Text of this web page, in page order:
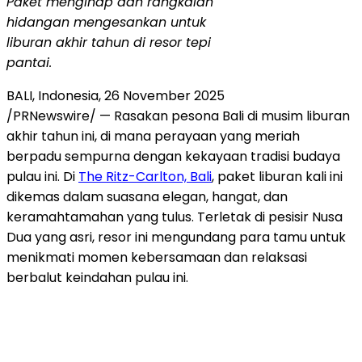
hidangan mengesankan untuk
liburan akhir tahun di resor tepi
pantai.
BALI, Indonesia,26 November 2025
/PRNewswire/ — Rasakan pesona Balidi musim liburan
akhir tahun ini, di mana perayaan yang meriah
berpadu sempurna dengan kekayaan tradisi budaya
pulau ini. Di The Ritz-Carlton, Bali, paket liburan kali ini
dikemas dalam suasana elegan, hangat, dan
keramahtamahan yang tulus. Terletak di pesisir Nusa
Duayang asri, resor ini mengundang para tamu untuk
menikmati momen kebersamaan dan relaksasi
berbalut keindahan pulau ini.